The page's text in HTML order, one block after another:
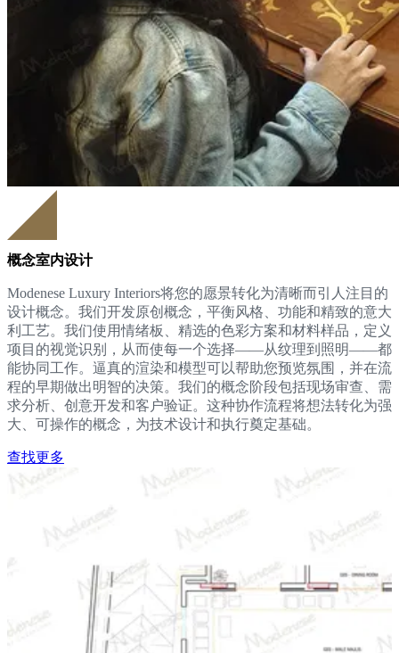
概念室内设计
Modenese Luxury Interiors将您的愿景转化为清晰而引人注目的
设计概念。我们开发原创概念，平衡风格、功能和精致的意大
利工艺。我们使用情绪板、精选的色彩方案和材料样品，定义
项目的视觉识别，从而使每一个选择——从纹理到照明——都
能协同工作。逼真的渲染和模型可以帮助您预览氛围，并在流
程的早期做出明智的决策。我们的概念阶段包括现场审查、需
求分析、创意开发和客户验证。这种协作流程将想法转化为强
大、可操作的概念，为技术设计和执行奠定基础。
查找更多